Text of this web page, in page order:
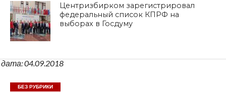
Центризбирком зарегистрировал
федеральный список КПРФ на
выборах в Госдуму
дата: 04.09.2018
БЕЗ РУБРИКИ